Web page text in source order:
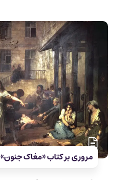
مروری بر کتاب «مغاک جنون»